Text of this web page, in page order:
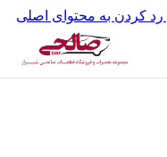
رد کردن به محتوای اصلی